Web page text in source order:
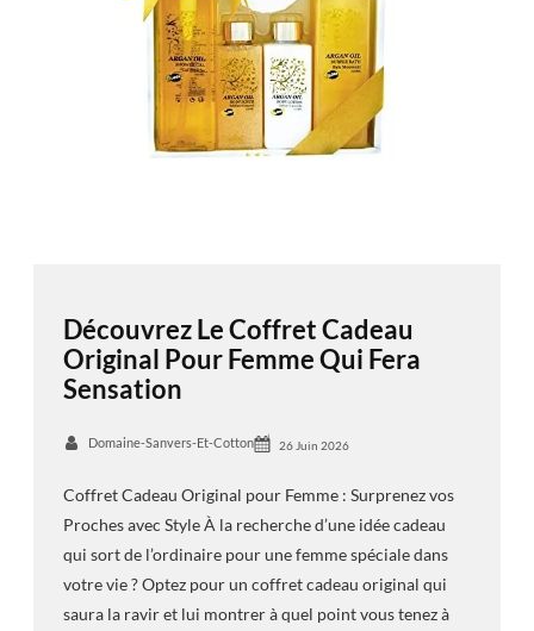
Découvrez Le Coffret Cadeau
Original Pour Femme Qui Fera
Sensation
Domaine-Sanvers-Et-Cotton 26 Juin 2026
Coffret Cadeau Original pour Femme : Surprenez vos
Proches avec Style À la recherche d’une idée cadeau
qui sort de l’ordinaire pour une femme spéciale dans
votre vie ? Optez pour un coffret cadeau original qui
saura la ravir et lui montrer à quel point vous tenez à